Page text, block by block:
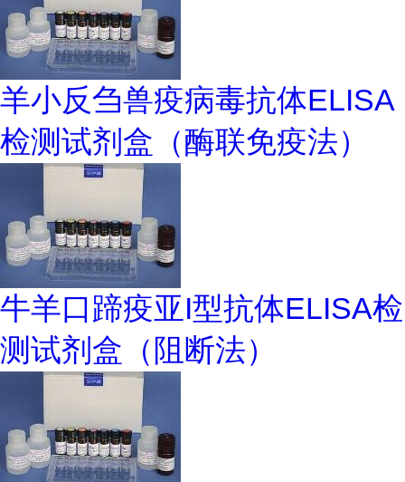
羊小反刍兽疫病毒抗体ELISA
检测试剂盒（酶联免疫法）
牛羊口蹄疫亚I型抗体ELISA检
测试剂盒（阻断法）